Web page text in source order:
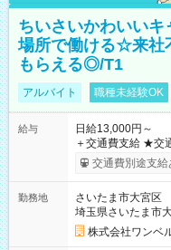
ちいさいかわいい
場所で働ける☆来社
もらえる◎/T1
アルバイト 職種未経験OK
給与
日給13,000円～
＋交通費支給 ★交通費全額支給！ ┗案件により規定あり ★日払
いOK！（規定あ
ンビニATMから 日払い
交通費別途支給
勤務地
さいたま市大宮区
埼玉県さいたま市
株式会社ワンベ